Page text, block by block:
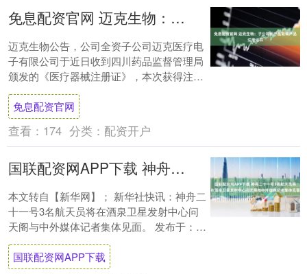
免息配资官网 迈克生物：子公司新产品取得产品注册证书
迈克生物公告，公司全资子公司迈克医疗电
子有限公司于近日收到四川药品监督管理局
颁发的《医疗器械注册证》，本次获得注册
证的是公司血球平台的新仪器产品全自动细
胞形态学....
免息配资官网
查看： 174 分类： 配资开户
国联配资网APP下载 神舟二十一号3名航天员将在酒泉卫星发射中心问天阁与中外媒体记者集体见面
本文转自【新华网】； 新华社快讯：神舟二
十一号3名航天员将在酒泉卫星发射中心问
天阁与中外媒体记者集体见面。 发布于：北
京市....
国联配资网APP下载